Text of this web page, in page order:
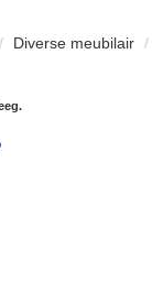
Diverse meubilair